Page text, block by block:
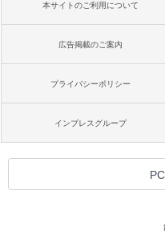
本サイトのご利用について
広告掲載のご案内
プライバシーポリシー
インプレスグループ